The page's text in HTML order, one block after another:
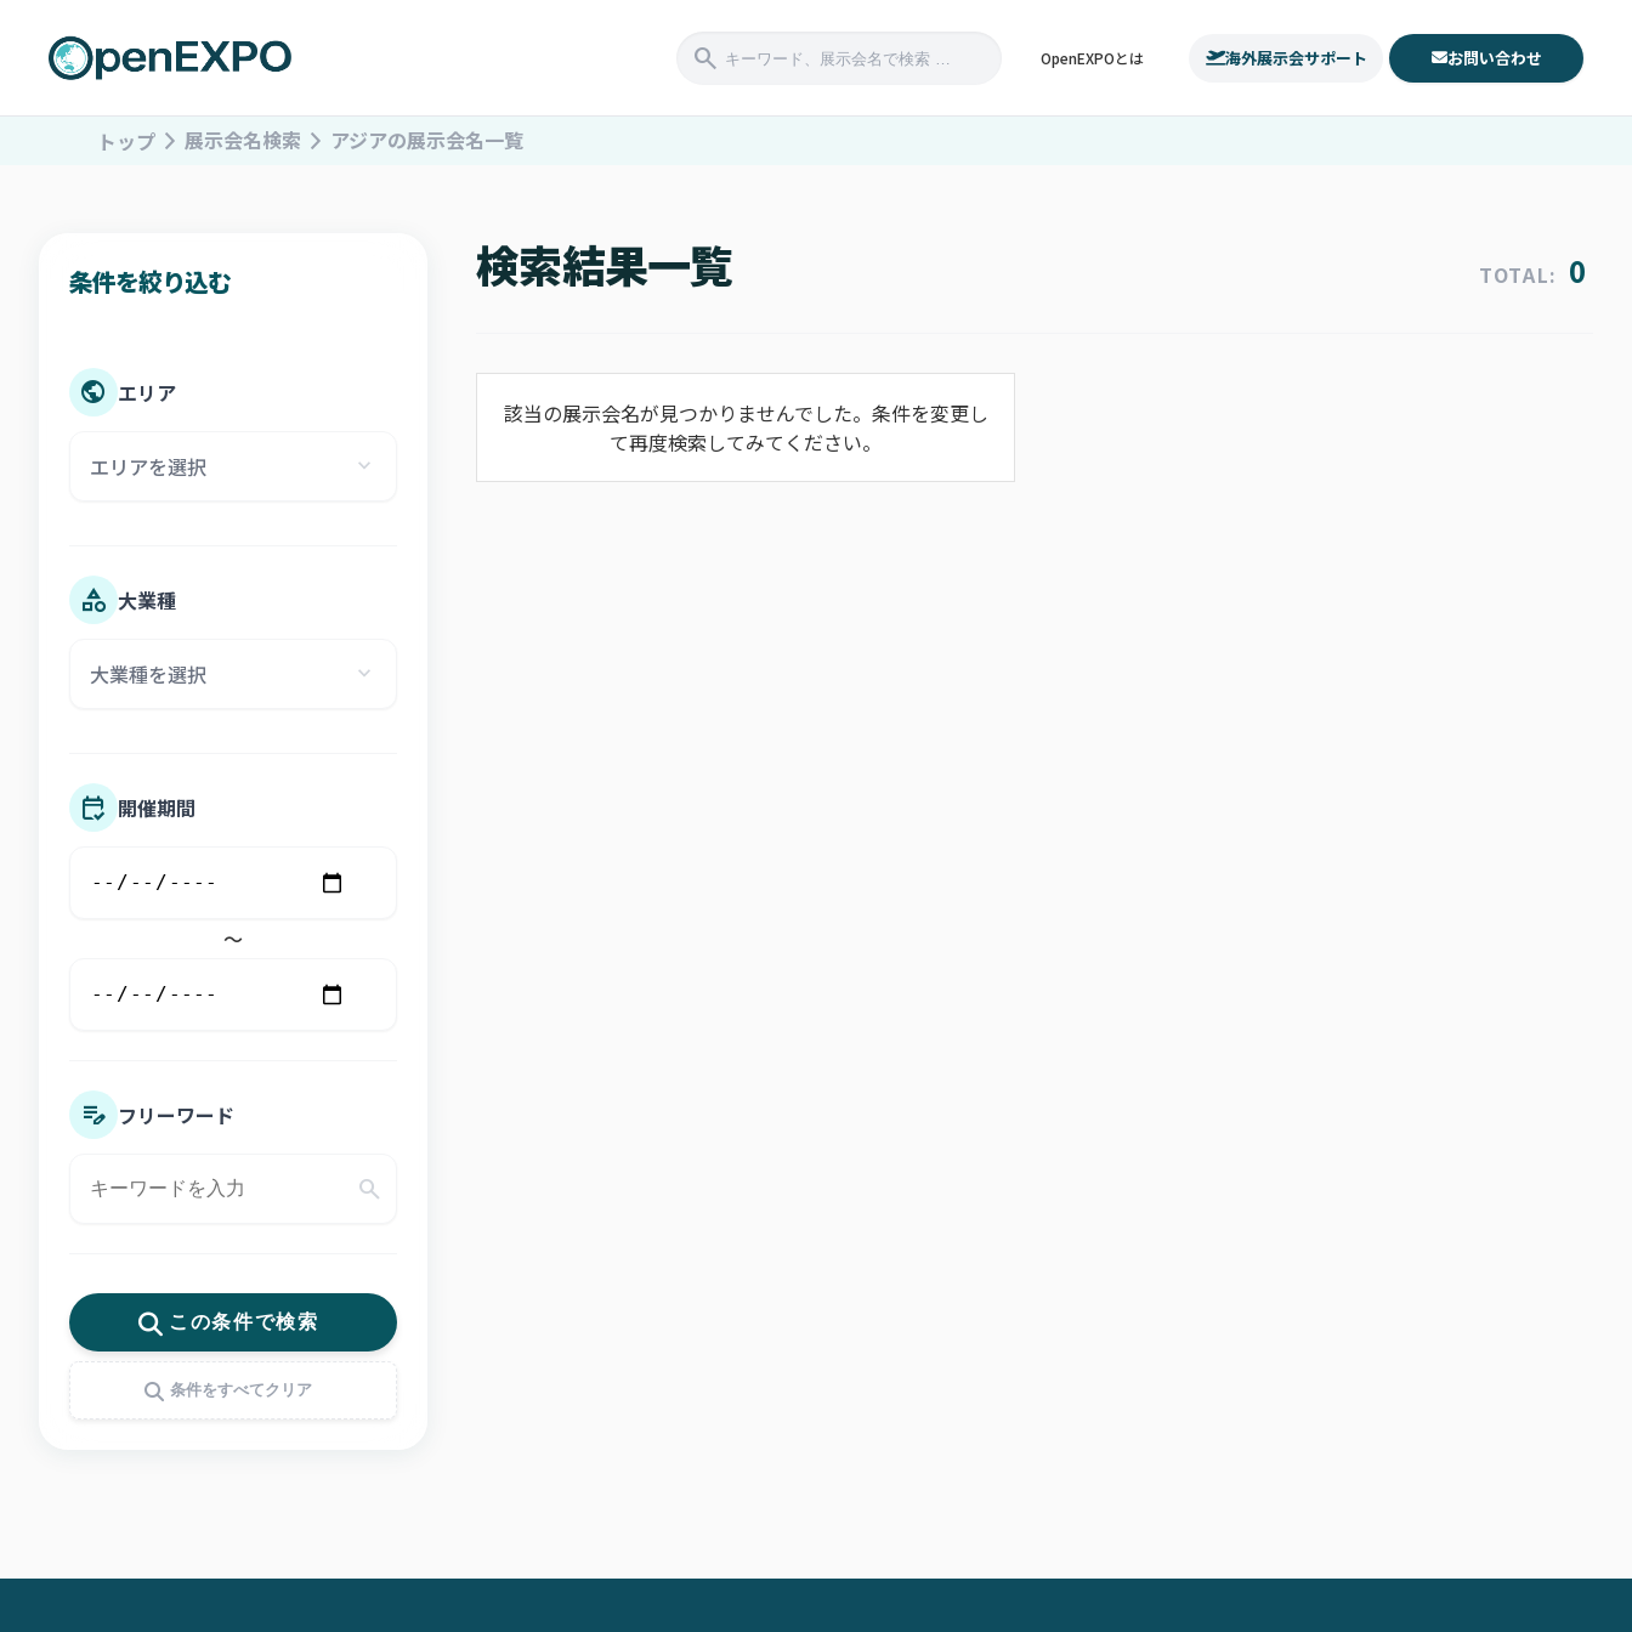
search OpenEXPOとは 海外展示会サポート お問い合わせ
トップ 展示会名検索 アジアの展示会名一覧
検索結果一覧 TOTAL: 0
該当の展示会名が見つかりませんでした。条件を変更し
て再度検索してみてください。
エリア
エリアを選択 expand_more
アジア
中南米
オセアニア
大業種
大業種を選択 expand_more
建築
医療・健康
事業支援・サービス
輸送・物流・包装
開催期間
～
フリーワード
この条件で検索
条件をすべてクリア